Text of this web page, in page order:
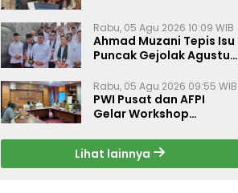
Makin Prima
Rabu, 05 Agu 2026 10:09 WIB
Ahmad Muzani Tepis Isu
Puncak Gejolak Agustus
Perkuat Persatuan
Rabu, 05 Agu 2026 09:55 WIB
PWI Pusat dan AFPI
Gelar Workshop
Inklusi Keuangan, dan
Perlindungan Publik
Lihat lainnya